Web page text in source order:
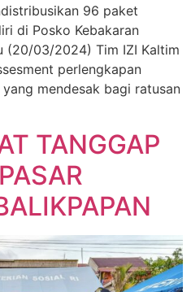
96 paket
di Posko Kebakaran
(20/03/2024) Tim IZI Kaltim
perlengkapan
mendesak bagi ratusan
TANGGAP